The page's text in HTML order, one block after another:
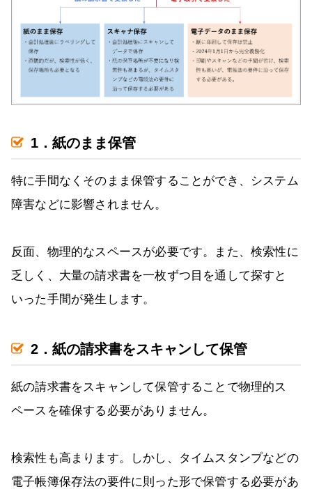
1．紙のまま保管
特に手間なくそのまま保管することができ、システム
障害などに影響されません。
反面、物理的なスペースが必要です。また、検索性に
乏しく、大量の請求書を一枚ずつ目を通して探すと
いった手間が発生します。
2．紙の請求書をスキャンして保管
紙の請求書をスキャンして保管することで物理的ス
ペースを確保する必要がありません。
検索性も高まります。しかし、タイムスタンプなどの
電子帳簿保存法の要件に則った形で保管する必要があ